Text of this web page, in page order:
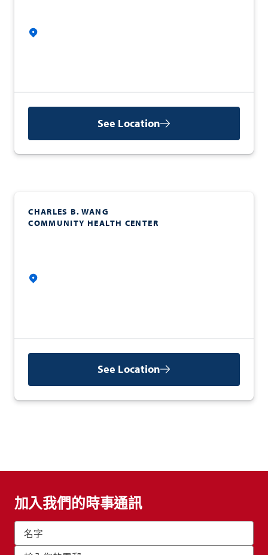
See Location
CHARLES B. WANG
COMMUNITY HEALTH CENTER
See Location
加入我們的時事通訊